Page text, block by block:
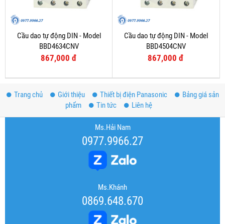
Cầu dao tự động DIN - Model
BBD4634CNV
867,000 đ
Cầu dao tự động DIN - Model
BBD4504CNV
867,000 đ
Trang chủ Giới thiệu Thiết bị điện Panasonic
Bảng giá sản
phẩm
Tin tức Liên hệ
Ms.Hải Nam
0977.9966.27
Ms.Khánh
0869.648.670